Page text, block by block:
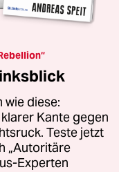
wie diese:
Kante gegen
Teste jetzt
„Autoritäre
Experten